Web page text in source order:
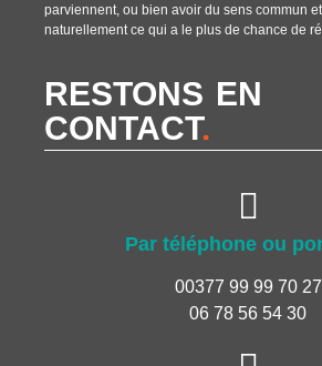
parviennent, ou bien avoir du sens commun
naturellement ce qui a le plus de chance de
RESTONS EN
CONTACT.
Par téléphone ou
00377 99 99 70 27
06 78 56 54 30